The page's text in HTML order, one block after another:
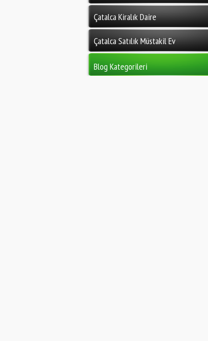
Çatalca Kiralık Daire
Çatalca Satılık Müstakil Ev
Blog Kategorileri